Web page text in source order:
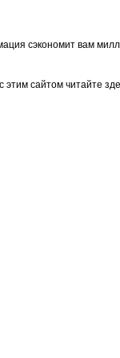
сэкономит вам
этим сайтом читайте